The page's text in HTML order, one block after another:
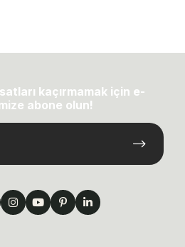
kaçırmamak için e-
abone olun!